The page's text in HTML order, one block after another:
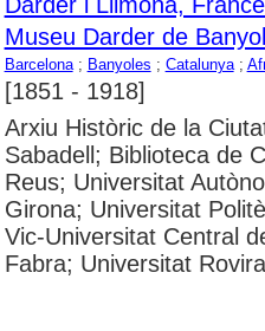
Museu Darder de
Barcelona; Banyoles ; Catalunya;
[1851 - 1918]
Arxiu Històric de la
Sabadell; Biblioteca de
Reus; Universitat
Girona; Universitat
Vic-Universitat Central
Fabra; Universitat